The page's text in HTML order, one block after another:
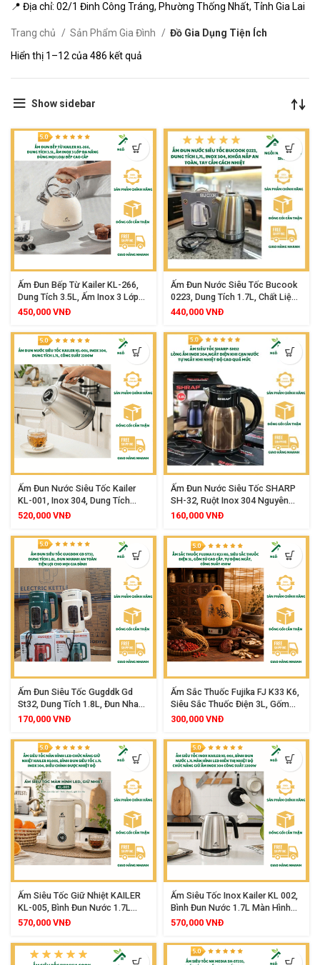
📍 Địa chỉ: 02/1 Đinh Công Tráng, Phường Thống Nhất, Tỉnh Gia Lai
Trang chủ Sản Phẩm Gia Đình
Đồ Gia Dụng Tiện Ích
Hiển thị 1–12 của 486 kết quả
Show sidebar
Ấm Đun Bếp Từ Kailer KL-266,
Dung Tích 3.5L, Ấm Inox 3 Lớp
Đa Năng, Dùng Mọi Loại Bếp
450,000 VNĐ
Ấm Đun Nước Siêu Tốc Bucook
0223, Dung Tích 1.7L, Chất Liệu
Inox 304 Cao Cấp, Công Suất
Cầm Cách Nhiệt, Đế Xoay 360
Độ, Tự Ngắt Khi Sôi
440,000 VNĐ
Ấm Đun Nước Siêu Tốc Kailer
KL-001, Inox 304, Dung Tích
1.7L, Công Suất 2200W
520,000 VNĐ
Ấm Đun Nước Siêu Tốc SHARP
SH-32, Ruột Inox 304 Nguyên
Khối, Dung Tích 3L, Đun Nhanh
160,000 VNĐ
Ấm Đun Siêu Tốc Gugddk Gd
St32, Dung Tích 1.8L, Đun Nhanh
An Toàn Tiện Lợi Cho Mọi Gia
170,000 VNĐ
Ấm Sắc Thuốc Fujika FJ K33 K6,
Siêu Sắc Thuốc Điện 3L, Gốm
Sứ Cao Cấp, Tự Động Ngắt,
300,000 VNĐ
Ấm Siêu Tốc Giữ Nhiệt KAILER
KL-005, Bình Đun Nước 1.7L
Màn Hình LED Inox 304 Hai Lớp
Thông Minh
570,000 VNĐ
Ấm Siêu Tốc Inox Kailer KL 002,
Bình Đun Nước 1.7L Màn Hình
LED Hiển Thị Nhiệt Độ Chức
Suất 2200W
570,000 VNĐ